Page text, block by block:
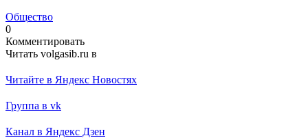
Общество
0
Комментировать
Читать volgasib.ru в
Читайте в Яндекс Новостях
Группа в vk
Канал в Яндекс Дзен